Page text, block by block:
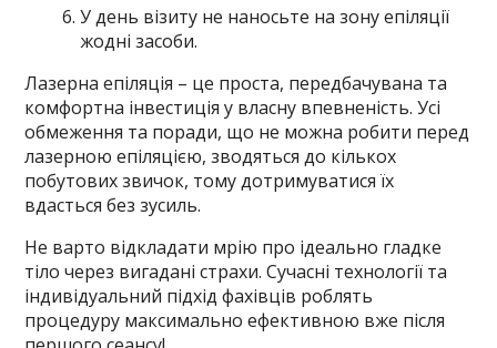
У день візиту не наносьте на зону епіляції
жодні засоби.
Лазерна епіляція – це проста, передбачувана та
комфортна інвестиція у власну впевненість. Усі
обмеження та поради, що не можна робити перед
лазерною епіляцією, зводяться до кількох
побутових звичок, тому дотримуватися їх
вдасться без зусиль.
Не варто відкладати мрію про ідеально гладке
тіло через вигадані страхи. Сучасні технології та
індивідуальний підхід фахівців роблять
процедуру максимально ефективною вже після